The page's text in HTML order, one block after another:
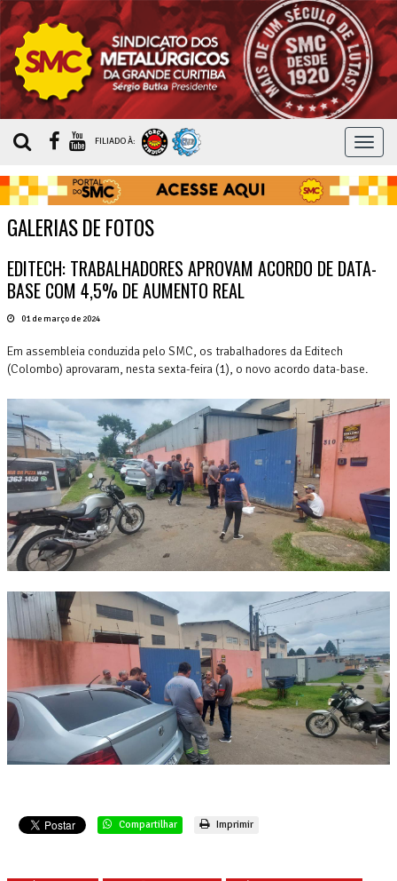
MENU
FILIADO À:
GALERIAS DE FOTOS
EDITECH: TRABALHADORES APROVAM ACORDO DE DATA-
BASE COM 4,5% DE AUMENTO REAL
01 de março de 2024
Em assembleia conduzida pelo SMC, os trabalhadores da Editech
(Colombo) aprovaram, nesta sexta-feira (1), o novo acordo data-base.
Compartilhar Imprimir